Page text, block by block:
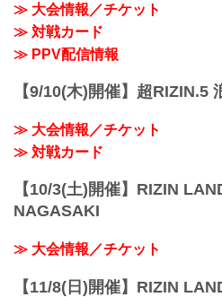
≫ 大会情報／チケット
≫ 対戦カード
≫ PPV配信情報
【9/10(木)開催】超RIZIN.5
≫ 大会情報／チケット
≫ 対戦カード
【10/3(土)開催】RIZIN
NAGASAKI
≫ 大会情報／チケット
【11/8(日)開催】RIZIN